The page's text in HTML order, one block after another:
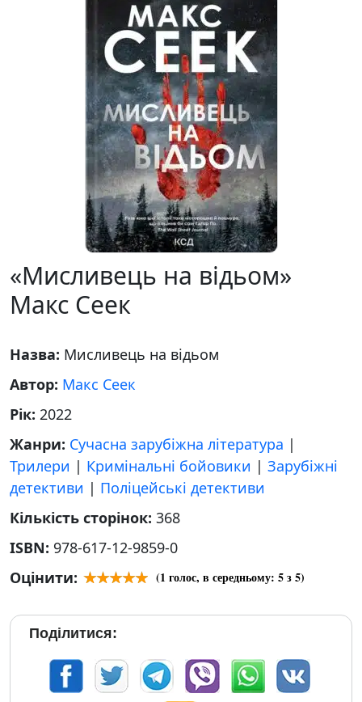
«Мисливець на відьом»
Макс Сеек
Назва: Мисливець на відьом
Автор: Макс Сеек
Рік: 2022
Жанри: Сучасна зарубіжна література |
Трилери | Кримінальні бойовики | Зарубіжні
детективи | Поліцейські детективи
Кількість сторінок: 368
ISBN: 978-617-12-9859-0
Оцінити:
(1 голос, в середньому: 5з 5)
Поділитися: